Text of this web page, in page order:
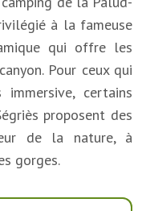
à la fameuse
qui offre les
Pour ceux qui
immersive, certains
proposent des
de la nature, à
gorges.